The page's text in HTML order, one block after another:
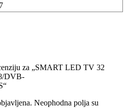
za „SMART LED TV 32
DVB-
Neophodna polja su